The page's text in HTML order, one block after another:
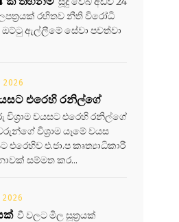
රහිතව නීති විරෝධි
ඇල්ලීමේ සේවා පවත්වා
2026
එරෙහි රනිල්ගේ
විශ්‍රාම වයසට එරෙහි රනිල්ගේ
විශ්‍රාම යෑමේ වයස
එ.ජා.ප කෘත්‍යාධිකාරී
සම්මත කර...
2026
වී වලට මිල සූත්‍රයක්